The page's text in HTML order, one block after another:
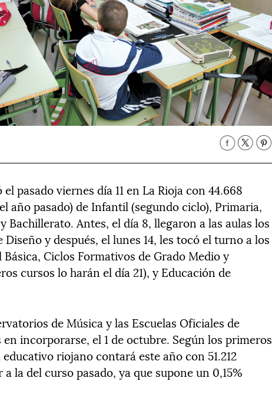
pasado viernes día 11 en La Rioja con 44.668
año pasado) de Infantil (segundo ciclo), Primaria,
Bachillerato. Antes, el día 8, llegaron a las aulas los
y después, el lunes 14, les tocó el turno a los
Ciclos Formativos de Grado Medio y
cursos lo harán el día 21), y Educación de
de Música y las Escuelas Oficiales de
incorporarse, el 1 de octubre. Según los primeros
riojano contará este año con 51.212
la del curso pasado, ya que supone un 0,15%